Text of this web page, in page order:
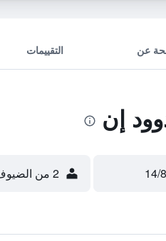
عن التقييمات
إن
2 من الضيوف، غرفة واحدة